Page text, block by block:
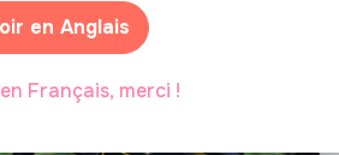
mais tu ne sais pas par où
panique, on te propose une
!
en Anglais
Français, merci !